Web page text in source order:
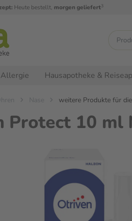
Heute bestellt, morgen geliefert3
Allergie Hausapotheke &
Nase weitere Produkte für
Protect 10 ml